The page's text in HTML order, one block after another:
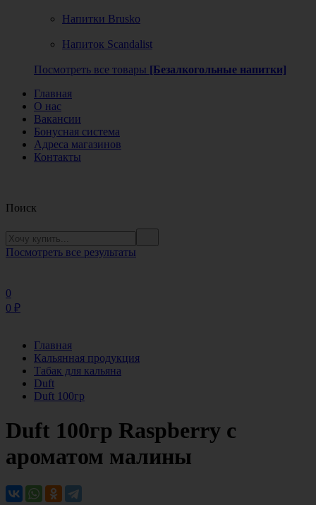
Напитки Brusko
Напиток Scandalist
Посмотреть все товары [Безалкогольные напитки]
Главная
О нас
Вакансии
Бонусная система
Адреса магазинов
Контакты
Поиск
Посмотреть все результаты
0
0 ₽
Главная
Кальянная продукция
Табак для кальяна
Duft
Duft 100гр
Duft 100гр Raspberry с
ароматом малины